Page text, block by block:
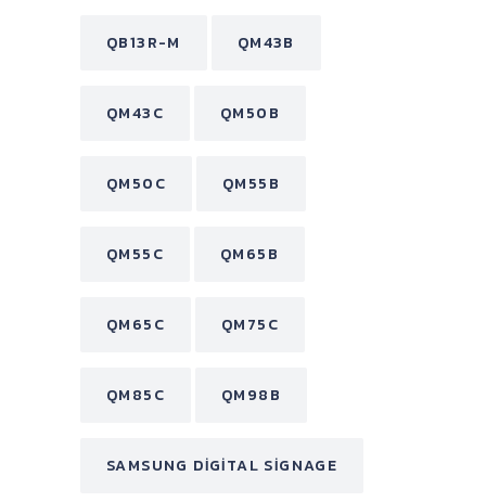
QB13R-M QM43B
QM43C QM50B
QM50C QM55B
QM55C QM65B
QM65C QM75C
QM85C QM98B
SAMSUNG DIGITAL SIGNAGE